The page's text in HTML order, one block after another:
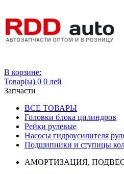
В корзине:
Товар(ы) 0 0 лей
Запчасти
ВСЕ ТОВАРЫ
Головки блока цилиндров
Рейки рулевые
Насосы гидроусилителя
Подшипники и ступицы
АМОРТИЗАЦИЯ,